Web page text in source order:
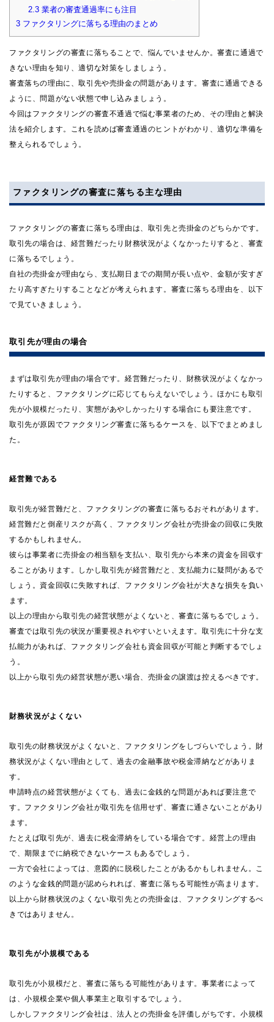
2.3業者の審査通過率にも注目
3 ファクタリングに落ちる理由のまとめ
ファクタリングの審査に落ちることで、悩んでいませんか。審査に通過で
きない理由を知り、適切な対策をしましょう。
審査落ちの理由に、取引先や売掛金の問題があります。審査に通過できる
ように、問題がない状態で申し込みましょう。
今回はファクタリングの審査不通過で悩む事業者のため、その理由と解決
法を紹介します。これを読めば審査通過のヒントがわかり、適切な準備を
整えられるでしょう。
ファクタリングの審査に落ちる主な理由
ファクタリングの審査に落ちる理由は、取引先と売掛金のどちらかです。
取引先の場合は、経営難だったり財務状況がよくなかったりすると、審査
に落ちるでしょう。
自社の売掛金が理由なら、支払期日までの期間が長い点や、金額が安すぎ
たり高すぎたりすることなどが考えられます。審査に落ちる理由を、以下
で見ていきましょう。
取引先が理由の場合
まずは取引先が理由の場合です。経営難だったり、財務状況がよくなかっ
たりすると、ファクタリングに応じてもらえないでしょう。ほかにも取引
先が小規模だったり、実態があやしかったりする場合にも要注意です。
取引先が原因でファクタリング審査に落ちるケースを、以下でまとめまし
た。
経営難である
取引先が経営難だと、ファクタリングの審査に落ちるおそれがあります。
経営難だと倒産リスクが高く、ファクタリング会社が売掛金の回収に失敗
するかもしれません。
彼らは事業者に売掛金の相当額を支払い、取引先から本来の資金を回収す
ることがあります。しかし取引先が経営難だと、支払能力に疑問があるで
しょう。資金回収に失敗すれば、ファクタリング会社が大きな損失を負い
ます。
以上の理由から取引先の経営状態がよくないと、審査に落ちるでしょう。
審査では取引先の状況が重要視されやすいといえます。取引先に十分な支
払能力があれば、ファクタリング会社も資金回収が可能と判断するでしょ
う。
以上から取引先の経営状態が悪い場合、売掛金の譲渡は控えるべきです。
財務状況がよくない
取引先の財務状況がよくないと、ファクタリングをしづらいでしょう。財
務状況がよくない理由として、過去の金融事故や税金滞納などがありま
す。
申請時点の経営状態がよくても、過去に金銭的な問題があれば要注意で
す。ファクタリング会社が取引先を信用せず、審査に通さないことがあり
ます。
たとえば取引先が、過去に税金滞納をしている場合です。経営上の理由
で、期限までに納税できないケースもあるでしょう。
一方で会社によっては、意図的に脱税したことがあるかもしれません。こ
のような金銭的問題が認められれば、審査に落ちる可能性が高まります。
以上から財務状況のよくない取引先との売掛金は、ファクタリングするべ
きではありません。
取引先が小規模である
取引先が小規模だと、審査に落ちる可能性があります。事業者によって
は、小規模企業や個人事業主と取引するでしょう。
しかしファクタリング会社は、法人との売掛金を評価しがちです。小規模